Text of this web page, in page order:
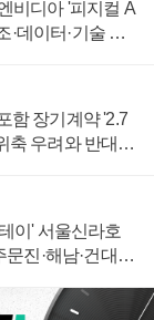
비디아 '피지컬 A
·데이터·기술 결
함 장기계약 '2.7
축 우려와 반대
이' 서울신라호
진·해남·건대로